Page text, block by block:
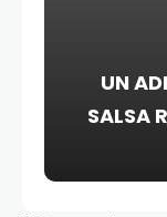
UN
SALSA